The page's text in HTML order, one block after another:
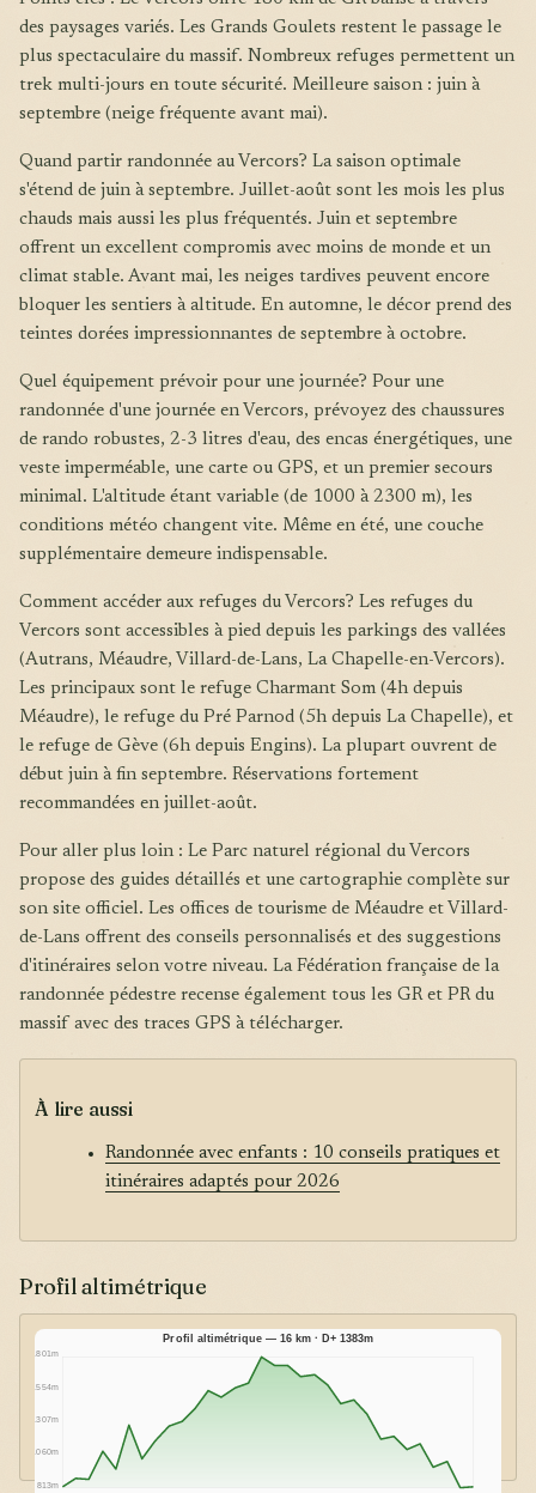
des paysages variés. Les Grands Goulets restent le passage le
plus spectaculaire du massif. Nombreux refuges permettent un
trek multi-jours en toute sécurité. Meilleure saison : juin à
septembre (neige fréquente avant mai).
Quand partir randonnée au Vercors? La saison optimale
s'étend de juin à septembre. Juillet-août sont les mois les plus
chauds mais aussi les plus fréquentés. Juin et septembre
offrent un excellent compromis avec moins de monde et un
climat stable. Avant mai, les neiges tardives peuvent encore
bloquer les sentiers à altitude. En automne, le décor prend des
teintes dorées impressionnantes de septembre à octobre.
Quel équipement prévoir pour une journée? Pour une
randonnée d'une journée en Vercors, prévoyez des chaussures
de rando robustes, 2-3 litres d'eau, des encas énergétiques, une
veste imperméable, une carte ou GPS, et un premier secours
minimal. L'altitude étant variable (de 1000 à 2300 m), les
conditions météo changent vite. Même en été, une couche
supplémentaire demeure indispensable.
Comment accéder aux refuges du Vercors? Les refuges du
Vercors sont accessibles à pied depuis les parkings des vallées
(Autrans, Méaudre, Villard-de-Lans, La Chapelle-en-Vercors).
Les principaux sont le refuge Charmant Som (4h depuis
Méaudre), le refuge du Pré Parnod (5h depuis La Chapelle), et
le refuge de Gève (6h depuis Engins). La plupart ouvrent de
début juin à fin septembre. Réservations fortement
recommandées en juillet-août.
Pour aller plus loin : Le Parc naturel régional du Vercors
propose des guides détaillés et une cartographie complète sur
son site officiel. Les offices de tourisme de Méaudre et Villard-
de-Lans offrent des conseils personnalisés et des suggestions
d'itinéraires selon votre niveau. La Fédération française de la
randonnée pédestre recense également tous les GR et PR du
massif avec des traces GPS à télécharger.
À lire aussi
Randonnée avec enfants : 10 conseils pratiques et
itinéraires adaptés pour 2026
Profil altimétrique
813m
1060m
1307m
1554m
1801m
Profil altimétrique — 16 km · D+ 1383m